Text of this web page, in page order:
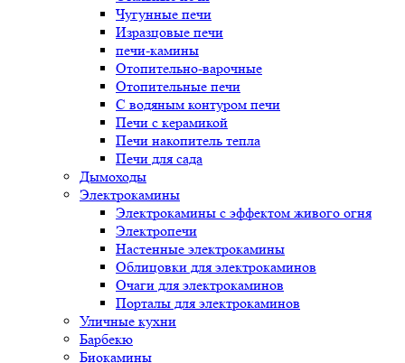
Чугунные печи
Изразцовые печи
печи-камины
Отопительно-варочные
Отопительные печи
С водяным контуром печи
Печи с керамикой
Печи накопитель тепла
Печи для сада
Дымоходы
Электрокамины
Электрокамины с эффектом живого огня
Электропечи
Настенные электрокамины
Облицовки для электрокаминов
Очаги для электрокаминов
Порталы для электрокаминов
Уличные кухни
Барбекю
Биокамины